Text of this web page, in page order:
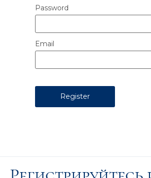
Password
Email